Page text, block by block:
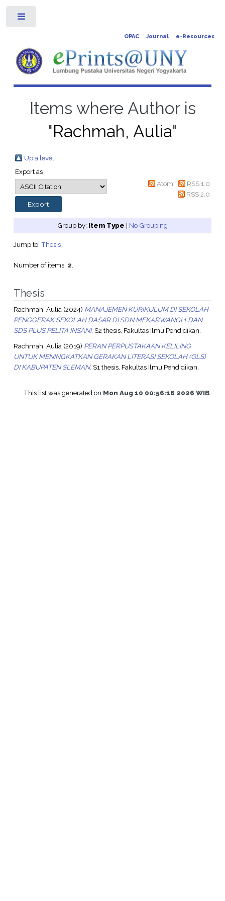
OPAC Journal e-Resources
Items where Author is
"Rachmah, Aulia"
Up a level
Export as
Atom
RSS 1.0
RSS 2.0
Group by: Item Type | No Grouping
Jump to: Thesis
Number of items: 2.
Thesis
Rachmah, Aulia(2024) MANAJEMEN KURIKULUM DI SEKOLAH
PENGGERAK SEKOLAH DASAR DI SDN MEKARWANGI 1 DAN
SDS PLUS PELITA INSANI. S2 thesis, Fakultas Ilmu Pendidikan.
Rachmah, Aulia (2019) PERAN PERPUSTAKAAN KELILING
UNTUK MENINGKATKAN GERAKAN LITERASI SEKOLAH (GLS)
DI KABUPATEN SLEMAN. S1 thesis, Fakultas Ilmu Pendidikan.
This list was generated on Mon Aug 10 00:56:16 2026 WIB